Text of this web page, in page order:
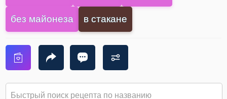
без майонеза в стакане